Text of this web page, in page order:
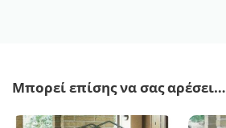
Μπορεί επίσης να σας αρέσει…